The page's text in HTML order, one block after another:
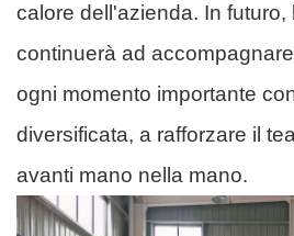
calore dell'azienda. In futuro,
continuerà ad
ogni momento importante
diversificata, a rafforzare il
avanti mano nella mano.